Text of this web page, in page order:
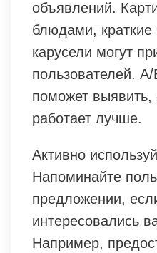
объявлений.
блюдами, краткие
карусели могут
пользователей.
поможет
работает лучше.
Активно
Напоминайте
предложении,
интересовались
Например,